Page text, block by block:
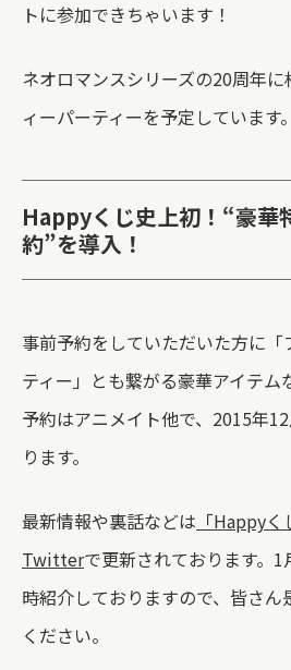
トに参加できちゃいます！
ネオロマンスシリーズの20周年
ィーパーティーを予定しています。
Happyくじ史上初！“豪華
約”を導入！
事前予約をしていただいた方に「
ティー」とも繋がる豪華アイテム
予約はアニメイト他で、2015年
ります。
最新情報や裏話などは 「Happy
Twitterで更新されております。
時紹介しておりますので、皆さん
ください。